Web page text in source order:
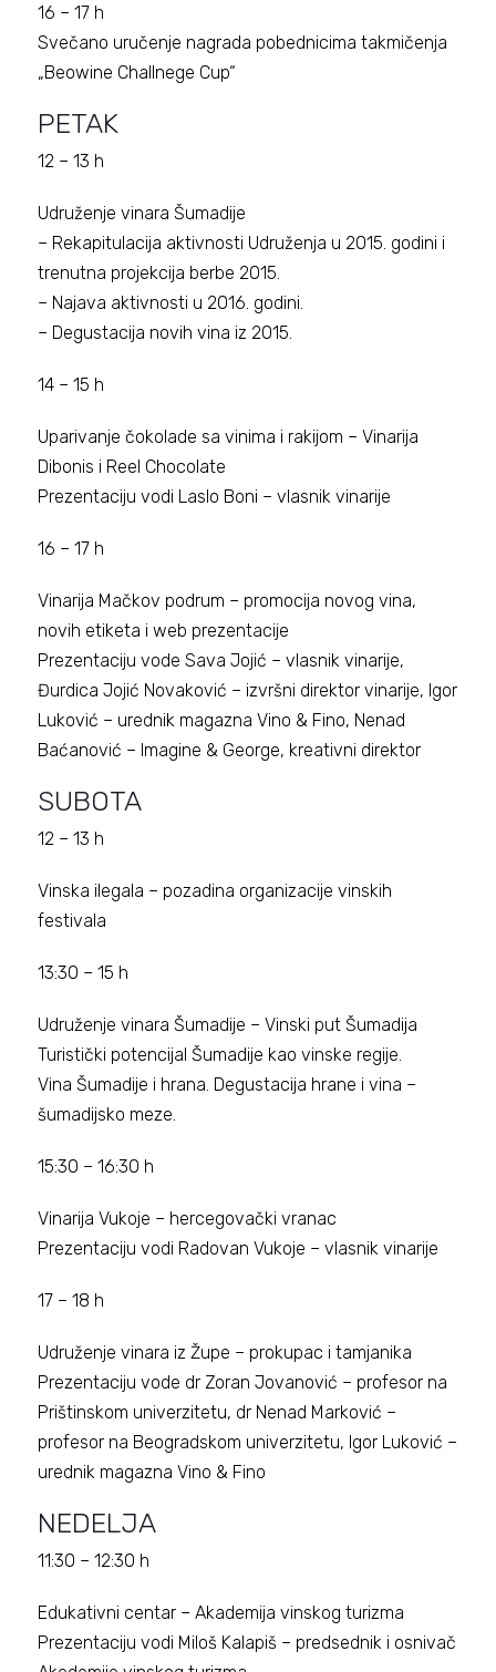
16 – 17 h
Svečano uručenje nagrada pobednicima takmičenja
„Beowine Challnege Cup“
PETAK
12 – 13 h
Udruženje vinara Šumadije
– Rekapitulacija aktivnosti Udruženja u 2015. godini i
trenutna projekcija berbe 2015.
– Najava aktivnosti u 2016. godini.
– Degustacija novih vina iz 2015.
14 – 15 h
Uparivanje čokolade sa vinima i rakijom – Vinarija
Dibonis i Reel Chocolate
Prezentaciju vodi Laslo Boni – vlasnik vinarije
16 – 17 h
Vinarija Mačkov podrum – promocija novog vina,
novih etiketa i web prezentacije
Prezentaciju vode Sava Jojić – vlasnik vinarije,
Đurdica Jojić Novaković – izvršni direktor vinarije, Igor
Luković – urednik magazna Vino & Fino, Nenad
Baćanović – Imagine & George, kreativni direktor
SUBOTA
12 – 13 h
Vinska ilegala – pozadina organizacije vinskih
festivala
13:30 – 15 h
Udruženje vinara Šumadije – Vinski put Šumadija
Turistički potencijal Šumadije kao vinske regije.
Vina Šumadije i hrana. Degustacija hrane i vina –
šumadijsko meze.
15:30 – 16:30 h
Vinarija Vukoje – hercegovački vranac
Prezentaciju vodi Radovan Vukoje – vlasnik vinarije
17 – 18 h
Udruženje vinara iz Župe – prokupac i tamjanika
Prezentaciju vode dr Zoran Jovanović – profesor na
Prištinskom univerzitetu, dr Nenad Marković –
profesor na Beogradskom univerzitetu, Igor Luković –
urednik magazna Vino & Fino
NEDELJA
11:30 – 12:30 h
Edukativni centar – Akademija vinskog turizma
Prezentaciju vodi Miloš Kalapiš – predsednik i osnivač